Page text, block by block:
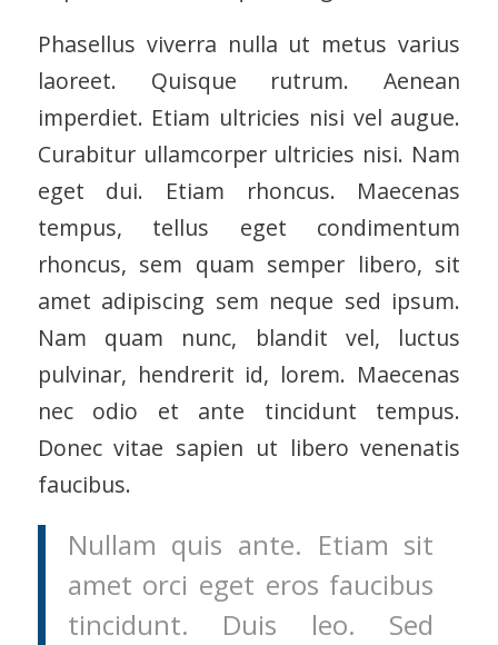
Phasellus viverra nulla ut metus varius
laoreet. Quisque rutrum. Aenean
imperdiet. Etiam ultricies nisi vel augue.
Curabitur ullamcorper ultricies nisi. Nam
eget dui. Etiam rhoncus. Maecenas
tempus, tellus eget condimentum
rhoncus, sem quam semper libero, sit
amet adipiscing sem neque sed ipsum.
Nam quam nunc, blandit vel, luctus
pulvinar, hendrerit id, lorem. Maecenas
nec odio et ante tincidunt tempus.
Donec vitae sapien ut libero venenatis
faucibus.
Nullam quis ante. Etiam sit
amet orci eget eros faucibus
tincidunt. Duis leo. Sed